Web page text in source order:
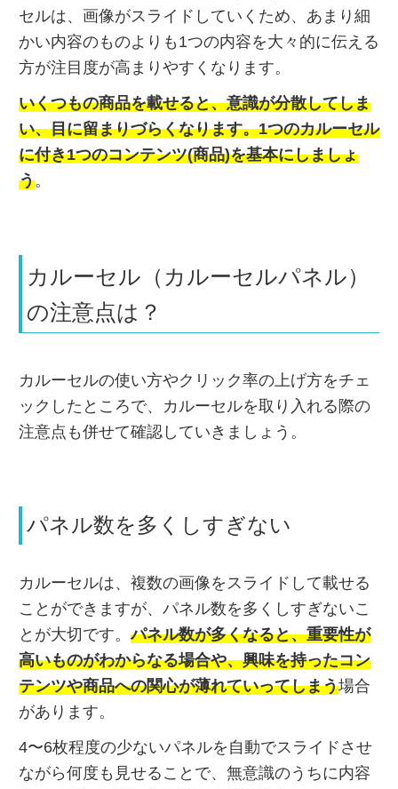
セルは、画像がスライドしていくため、あまり細
かい内容のものよりも1つの内容を大々的に伝える
方が注目度が高まりやすくなります。
いくつもの商品を載せると、意識が分散してしま
い、目に留まりづらくなります。1つのカルーセル
に付き1つのコンテンツ(商品)を基本にしましょ
う。
カルーセル（カルーセルパネル）
の注意点は？
カルーセルの使い方やクリック率の上げ方をチェ
ックしたところで、カルーセルを取り入れる際の
注意点も併せて確認していきましょう。
パネル数を多くしすぎない
カルーセルは、複数の画像をスライドして載せる
ことができますが、パネル数を多くしすぎないこ
とが大切です。パネル数が多くなると、重要性が
高いものがわからなる場合や、興味を持ったコン
テンツや商品への関心が薄れていってしまう場合
があります。
4〜6枚程度の少ないパネルを自動でスライドさせ
ながら何度も見せることで、無意識のうちに内容